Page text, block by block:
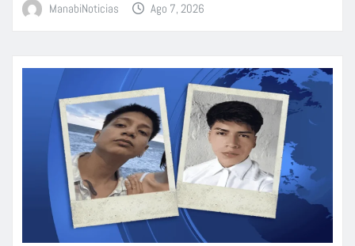
ManabiNoticias Ago 7, 2026